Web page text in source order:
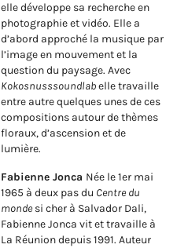
elle développe sa recherche en
photographie et vidéo. Elle a
d’abord approché la musique par
l’image en mouvement et la
question du paysage. Avec
Kokosnusssoundlabelle travaille
entre autre quelques unes de ces
compositions autour de thèmes
floraux, d’ascension et de
lumière.
Fabienne Jonca Née le 1er mai
1965 à deux pas du Centre du
mondesi cher à Salvador Dali,
Fabienne Jonca vit et travaille à
La Réunion depuis 1991. Auteur